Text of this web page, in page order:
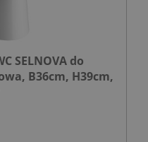
SELNOVA do
B36cm, H39cm,